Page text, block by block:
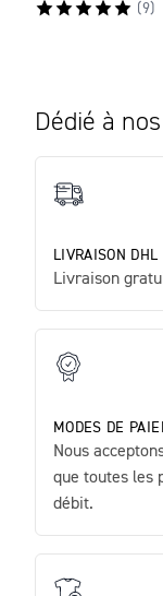
(9)
Dédié à
LIVRAISON DHL
Livraison
MODES DE
Nous
que toutes les
débit.